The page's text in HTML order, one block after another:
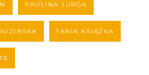
PAULINA JURGA
TANIA KSIĄŻKA